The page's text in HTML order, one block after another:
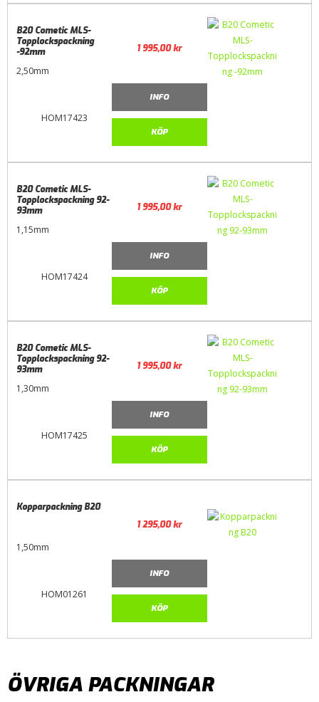
HOM17423
B20 Cometic MLS-
Topplockspackning
-92mm
2,50mm
1 995,00kr
INFO
KÖP
HOM17424
B20 Cometic MLS-
Topplockspackning 92-
93mm
1,15mm
1 995,00kr
INFO
KÖP
HOM17425
B20 Cometic MLS-
Topplockspackning 92-
93mm
1,30mm
1 995,00kr
INFO
KÖP
HOM01261
Kopparpackning B20
1,50mm
1 295,00kr
INFO
KÖP
ÖVRIGA PACKNINGAR